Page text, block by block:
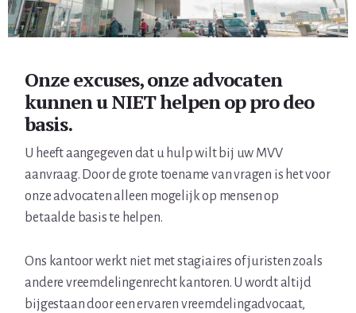
Onze excuses, onze advocaten
kunnen u NIET helpen op pro deo
basis.
U heeft aangegeven dat u hulp wilt bij uw MVV
aanvraag. Door de grote toename van vragen is het voor
onze advocaten alleen mogelijk op mensen op
betaalde basis te helpen.
Ons kantoor werkt niet met stagiaires of juristen zoals
andere vreemdelingenrecht kantoren. U wordt altijd
bijgestaan door een ervaren vreemdelingadvocaat,